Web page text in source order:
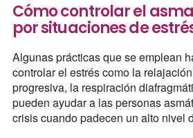
Cómo controlar el
por situaciones de
Algunas prácticas que se emplean
controlar el estrés como la
progresiva, la respiración
pueden ayudar a las personas
crisis cuando padecen un alto nivel